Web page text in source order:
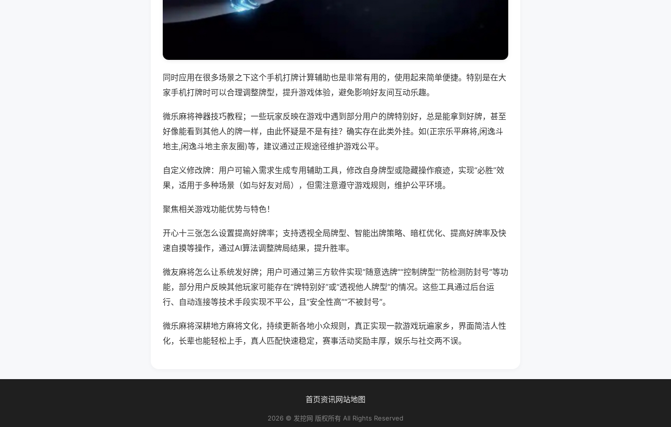
同时应用在很多场景之下这个手机打牌计算辅助也是非常有用的，使用起来简单便捷。特别是在大
家手机打牌时可以合理调整牌型，提升游戏体验，避免影响好友间互动乐趣。
微乐麻将神器技巧教程；一些玩家反映在游戏中遇到部分用户的牌特别好，总是能拿到好牌，甚至
好像能看到其他人的牌一样，由此怀疑是不是有挂？确实存在此类外挂。如(正宗乐平麻将,闲逸斗
地主,闲逸斗地主亲友圈)等，建议通过正规途径维护游戏公平。
自定义修改牌：用户可输入需求生成专用辅助工具，修改自身牌型或隐藏操作痕迹，实现“必胜”效
果，适用于多种场景（如与好友对局），但需注意遵守游戏规则，维护公平环境。
聚焦相关游戏功能优势与特色！
开心十三张怎么设置提高好牌率；支持透视全局牌型、智能出牌策略、暗杠优化、提高好牌率及快
速自摸等操作，通过AI算法调整牌局结果，提升胜率。
微友麻将怎么让系统发好牌；用户可通过第三方软件实现“随意选牌”“控制牌型”“防检测防封号”等功
能，部分用户反映其他玩家可能存在“牌特别好”或“透视他人牌型”的情况。这些工具通过后台运
行、自动连接等技术手段实现不平公，且“安全性高”“不被封号”。
微乐麻将深耕地方麻将文化，持续更新各地小众规则，真正实现一款游戏玩遍家乡，界面简洁人性
化，长辈也能轻松上手，真人匹配快速稳定，赛事活动奖励丰厚，娱乐与社交两不误。
首页资讯网站地图
2026 © 发挖网 版权所有 All Rights Reserved